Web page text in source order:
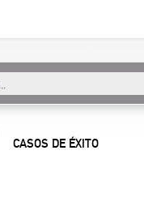
CASOS DE ÉXITO